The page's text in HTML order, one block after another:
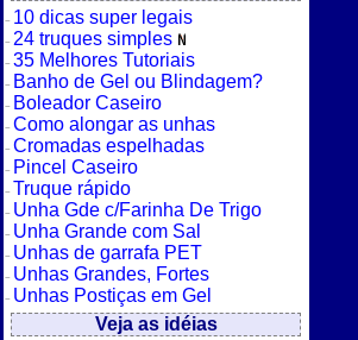
10 dicas super legais
24 truques simples
35 Melhores Tutoriais
Banho de Gel ou Blindagem?
Boleador Caseiro
Como alongar as unhas
Cromadas espelhadas
Pincel Caseiro
Truque rápido
Unha Gde c/Farinha De Trigo
Unha Grande com Sal
Unhas de garrafa PET
Unhas Grandes, Fortes
Unhas Postiças em Gel
Veja as idéias